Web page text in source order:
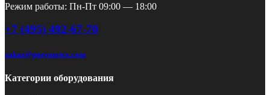
Режим работы: Пн-Пт 09:00 — 18:00
+7 (495) 492-67-70
zakaz@pnevmotex.com
Категории оборудования